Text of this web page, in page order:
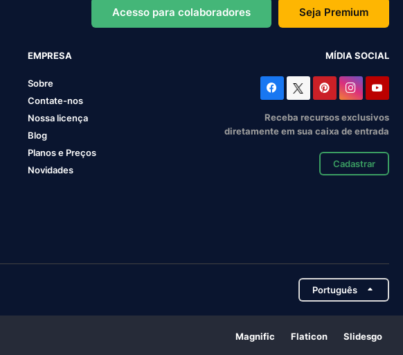
Acesso para colaboradores Seja Premium
EMPRESA
Sobre
Contate-nos
Nossa licença
Blog
Planos e Preços
Novidades
MÍDIA SOCIAL
Receba recursos exclusivos
diretamente em sua caixa de entrada
Cadastrar
Português
Magnific Flaticon Slidesgo